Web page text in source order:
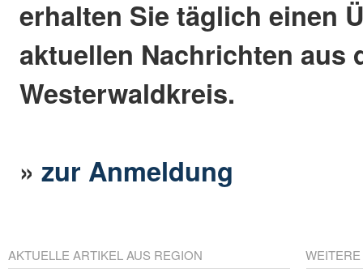
erhalten Sie täglich einen
aktuellen Nachrichten aus
Westerwaldkreis.
»zur Anmeldung
AKTUELLE ARTIKEL AUS REGION